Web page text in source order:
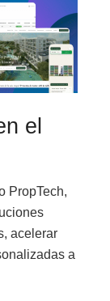
el
PropTech,
acelerar
a